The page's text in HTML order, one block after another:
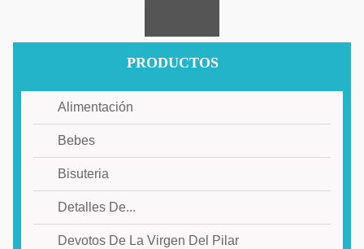
PRODUCTOS
Alimentación
Bebes
Bisuteria
Detalles De...
Devotos De La Virgen Del Pilar